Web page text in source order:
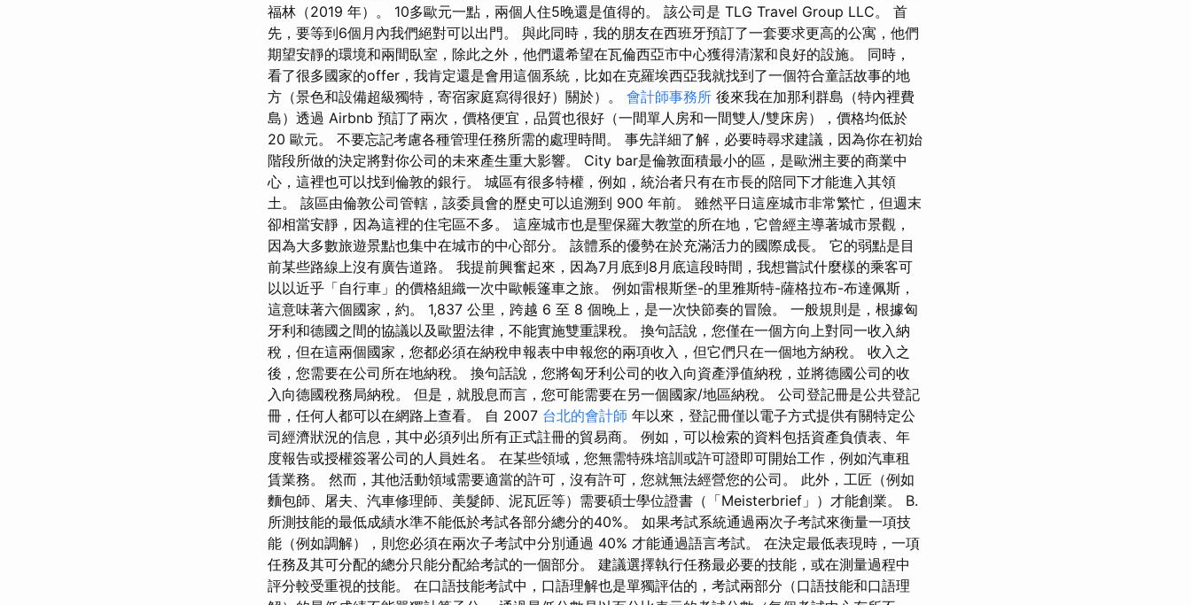
福林（2019 年）。 10多歐元一點，兩個人住5晚還是值得的。 該公司是 TLG Travel Group LLC。 首
先，要等到6個月內我們絕對可以出門。 與此同時，我的朋友在西班牙預訂了一套要求更高的公寓，他們
期望安靜的環境和兩間臥室，除此之外，他們還希望在瓦倫西亞市中心獲得清潔和良好的設施。 同時，
看了很多國家的offer，我肯定還是會用這個系統，比如在克羅埃西亞我就找到了一個符合童話故事的地
方（景色和設備超級獨特，寄宿家庭寫得很好）關於）。 會計師事務所 後來我在加那利群島（特內裡費
島）透過 Airbnb 預訂了兩次，價格便宜，品質也很好（一間單人房和一間雙人/雙床房），價格均低於
20 歐元。 不要忘記考慮各種管理任務所需的處理時間。 事先詳細了解，必要時尋求建議，因為你在初始
階段所做的決定將對你公司的未來產生重大影響。 City bar是倫敦面積最小的區，是歐洲主要的商業中
心，這裡也可以找到倫敦的銀行。 城區有很多特權，例如，統治者只有在市長的陪同下才能進入其領
土。 該區由倫敦公司管轄，該委員會的歷史可以追溯到 900 年前。 雖然平日這座城市非常繁忙，但週末
卻相當安靜，因為這裡的住宅區不多。 這座城市也是聖保羅大教堂的所在地，它曾經主導著城市景觀，
因為大多數旅遊景點也集中在城市的中心部分。 該體系的優勢在於充滿活力的國際成長。 它的弱點是目
前某些路線上沒有廣告道路。 我提前興奮起來，因為7月底到8月底這段時間，我想嘗試什麼樣的乘客可
以以近乎「自行車」的價格組織一次中歐帳篷車之旅。 例如雷根斯堡-的里雅斯特-薩格拉布-布達佩斯，
這意味著六個國家，約。 1,837 公里，跨越 6 至 8 個晚上，是一次快節奏的冒險。 一般規則是，根據匈
牙利和德國之間的協議以及歐盟法律，不能實施雙重課稅。 換句話說，您僅在一個方向上對同一收入納
稅，但在這兩個國家，您都必須在納稅申報表中申報您的兩項收入，但它們只在一個地方納稅。 收入之
後，您需要在公司所在地納稅。 換句話說，您將匈牙利公司的收入向資產淨值納稅，並將德國公司的收
入向德國稅務局納稅。 但是，就股息而言，您可能需要在另一個國家/地區納稅。 公司登記冊是公共登記
冊，任何人都可以在網路上查看。 自 2007 台北的會計師 年以來，登記冊僅以電子方式提供有關特定公
司經濟狀況的信息，其中必須列出所有正式註冊的貿易商。 例如，可以檢索的資料包括資產負債表、年
度報告或授權簽署公司的人員姓名。 在某些領域，您無需特殊培訓或許可證即可開始工作，例如汽車租
賃業務。 然而，其他活動領域需要適當的許可，沒有許可，您就無法經營您的公司。 此外，工匠（例如
麵包師、屠夫、汽車修理師、美髮師、泥瓦匠等）需要碩士學位證書（「Meisterbrief」）才能創業。 B.
所測技能的最低成績水準不能低於考試各部分總分的40%。 如果考試系統通過兩次子考試來衡量一項技
能（例如調解），則您必須在兩次子考試中分別通過 40% 才能通過語言考試。 在決定最低表現時，一項
任務及其可分配的總分只能分配給考試的一個部分。 建議選擇執行任務最必要的技能，或在測量過程中
評分較受重視的技能。 在口語技能考試中，口語理解也是單獨評估的，考試兩部分（口語技能和口語理